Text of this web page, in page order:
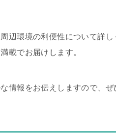
辺環境の利便性について詳し
載でお届けします。
情報をお伝えしますので、ぜ